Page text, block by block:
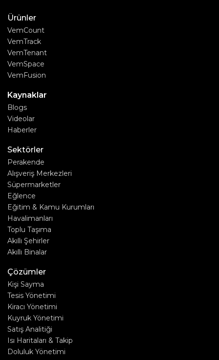
Ürünler
VemCount
VemTrack
VemTenant
VemSpace
VemFusion
Kaynaklar
Blogs
Videolar
Haberler
Sektörler
Perakende
Alışveriş Merkezleri
Süpermarketler
Eğlence
Eğitim & Kamu Kurumları
Havalimanları
Toplu Taşıma
Akıllı Şehirler
Akıllı Binalar
Çözümler
Kişi Sayma
Tesis Yönetimi
Kiracı Yönetimi
Kuyruk Yönetimi
Satış Analitiği
Isı Haritaları & Takip
Doluluk Yönetimi